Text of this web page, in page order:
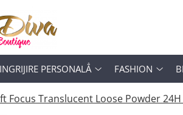
INGRIJIRE PERSONALẲ FASHION
Focus Translucent Loose Powder